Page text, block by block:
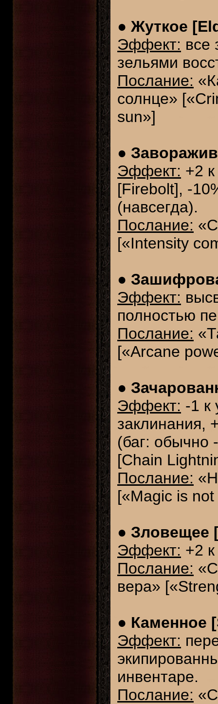
● Жуткое
Эффект: все
зельями
Послание:
солнце»
sun»]
●
Эффект: +2
[Firebolt], -
(навсегда).
Послание:
[«Intensity
●
Эффект:
полностью
Послание:
[«Arcane
●
Эффект: -1 к
заклинания,
(баг: обычно
[Chain
Послание:
[«Magic is
● Зловещее
Эффект: +2
Послание:
вера»
● Каменное
Эффект:
инвентаре.
Послание: